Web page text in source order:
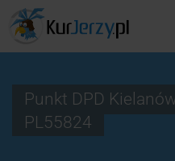
Punkt DPD
PL55824